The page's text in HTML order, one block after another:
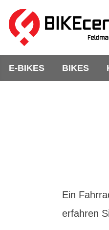
E-BIKES BIKES
Ein
erfahren